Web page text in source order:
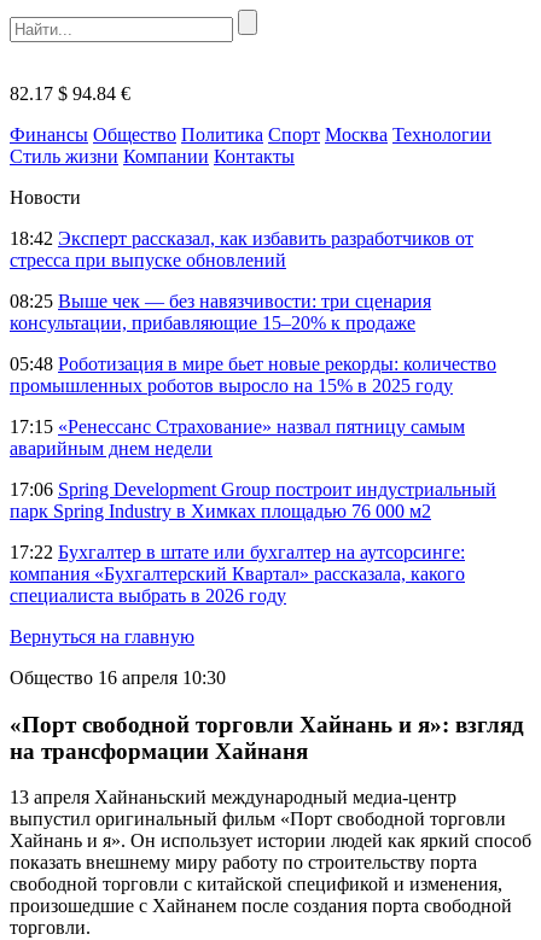
82.17 $ 94.84 €
Финансы Общество Политика Спорт Москва Технологии
Стиль жизни Компании Контакты
Новости
18:42 Эксперт рассказал, как избавить разработчиков от
стресса при выпуске обновлений
08:25 Выше чек — без навязчивости: три сценария
консультации, прибавляющие 15–20% к продаже
05:48 Роботизация в мире бьет новые рекорды: количество
промышленных роботов выросло на 15% в 2025 году
17:15 «Ренессанс Страхование» назвал пятницу самым
аварийным днем недели
17:06 Spring Development Group построит индустриальный
парк Spring Industry в Химках площадью 76 000 м2
17:22 Бухгалтер в штате или бухгалтер на аутсорсинге:
компания «Бухгалтерский Квартал» рассказала, какого
специалиста выбрать в 2026 году
Вернуться на главную
Общество 16 апреля 10:30
«Порт свободной торговли Хайнань и я»: взгляд
на трансформации Хайнаня
13 апреля Хайнаньский международный медиа-центр
выпустил оригинальный фильм «Порт свободной торговли
Хайнань и я». Он использует истории людей как яркий способ
показать внешнему миру работу по строительству порта
свободной торговли с китайской спецификой и изменения,
произошедшие с Хайнанем после создания порта свободной
торговли.